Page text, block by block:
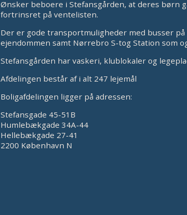
Ønsker beboere i Stefansgården, at deres børn
fortrinsret på ventelisten.
Der er gode transportmuligheder med busser
ejendommen samt Nørrebro S-tog Station som
Stefansgården har vaskeri, klublokaler og
Afdelingen består af i alt 247 lejemål
Boligafdelingen ligger på adressen:
Stefansgade 45-51B
Humlebækgade 34A-44
Hellebækgade 27-41
2200 København N